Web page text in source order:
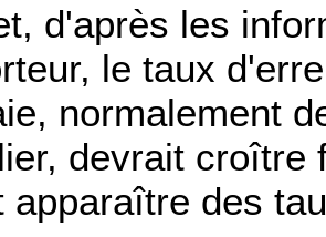
d'après les
le taux
normalement
devrait croître
apparaître des